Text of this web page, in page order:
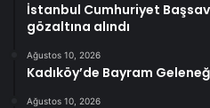
İstanbul Cumhuriyet
gözaltına alındı
Ağustos 10, 2026
Kadıköy’de Bayram
Ağustos 10, 2026